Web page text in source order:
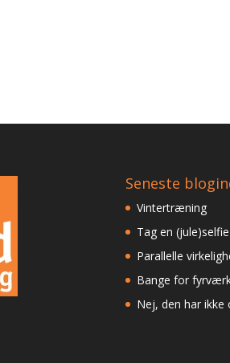
Seneste
Vintertræning
Tag en
Parallelle
Bange for
Nej, den har ikke